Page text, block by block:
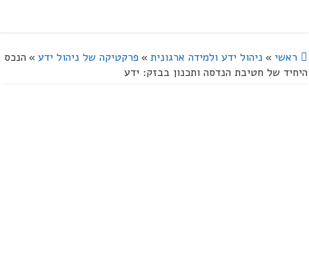
ראשי » ניהול ידע ולמידה ארגונית » פרקטיקה של ניהול ידע » הנכס
היחיד של חטיבת הנדסה ותכנון בבזק: ידע